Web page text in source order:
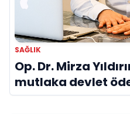
SAĞLIK
Op. Dr. Mirza
mutlaka devlet